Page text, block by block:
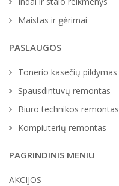
Maistas ir gėrimai
PASLAUGOS
Tonerio kasečių pildymas
Spausdintuvų remontas
Biuro technikos remontas
Kompiuterių remontas
PAGRINDINIS MENIU
AKCIJOS